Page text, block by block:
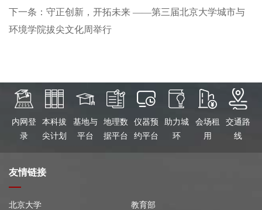
下一条：守正创新，开拓未来 ——第三届北京大学城市与
环境学院拔尖文化周举行
内网登
录
本科拔
尖计划
基地与
平台
地理数
据平台
仪器预
约平台
助力城
环
会场租
用
交通路
线
友情链接
北京大学
教育部